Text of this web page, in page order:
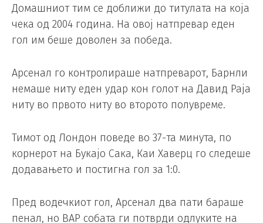
Домашниот тим се доближи до титулата на која
чека од 2004 година. На овој натпревар еден
гол им беше доволен за победа.
Арсенал го контролираше натпреварот, Барнли
немаше ниту еден удар кон голот на Давид Раја
ниту во првото ниту во второто полувреме.
Тимот од Лондон поведе во 37-та минута, по
корнерот на Букајо Сака, Каи Хаверц го следеше
додавањето и постигна гол за 1:0.
Пред водечкиот гол, Арсенал два пати бараше
пенал, но ВАР собата ги потврди одлуките на